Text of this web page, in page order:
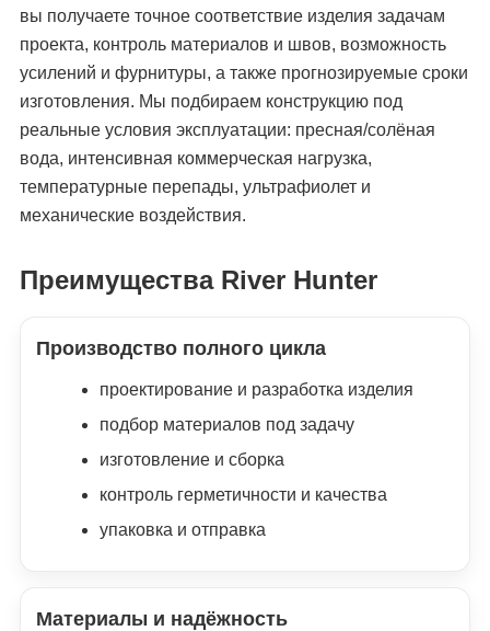
вы получаете точное соответствие изделия задачам
проекта, контроль материалов и швов, возможность
усилений и фурнитуры, а также прогнозируемые сроки
изготовления. Мы подбираем конструкцию под
реальные условия эксплуатации: пресная/солёная
вода, интенсивная коммерческая нагрузка,
температурные перепады, ультрафиолет и
механические воздействия.
Преимущества River Hunter
Производство полного цикла
проектирование и разработка изделия
подбор материалов под задачу
изготовление и сборка
контроль герметичности и качества
упаковка и отправка
Материалы и надёжность